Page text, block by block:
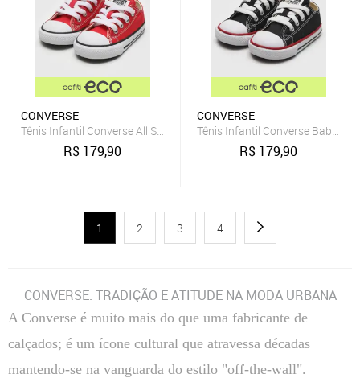
CONVERSE
Tênis Infantil Converse All Star Básico Vermelho
R$ 179,90
CONVERSE
Tênis Infantil Converse Baby
R$ 179,90
1 2 3 4
CONVERSE: TRADIÇÃO E ATITUDE NA MODA URBANA
A Converse é muito mais do que uma fabricante de
calçados; é um ícone cultural que atravessa décadas
mantendo-se na vanguarda do estilo "off-the-wall".